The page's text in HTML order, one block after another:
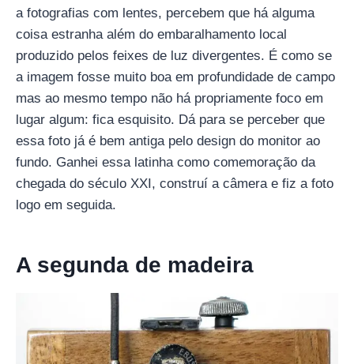
a fotografias com lentes, percebem que há alguma
coisa estranha além do embaralhamento local
produzido pelos feixes de luz divergentes. É como se
a imagem fosse muito boa em profundidade de campo
mas ao mesmo tempo não há propriamente foco em
lugar algum: fica esquisito. Dá para se perceber que
essa foto já é bem antiga pelo design do monitor ao
fundo. Ganhei essa latinha como comemoração da
chegada do século XXI, construí a câmera e fiz a foto
logo em seguida.
A segunda de madeira